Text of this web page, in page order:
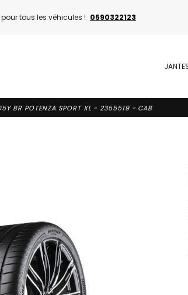
tous les véhicules ! 0590322123
BR POTENZA SPORT XL - 2355519 - CAB